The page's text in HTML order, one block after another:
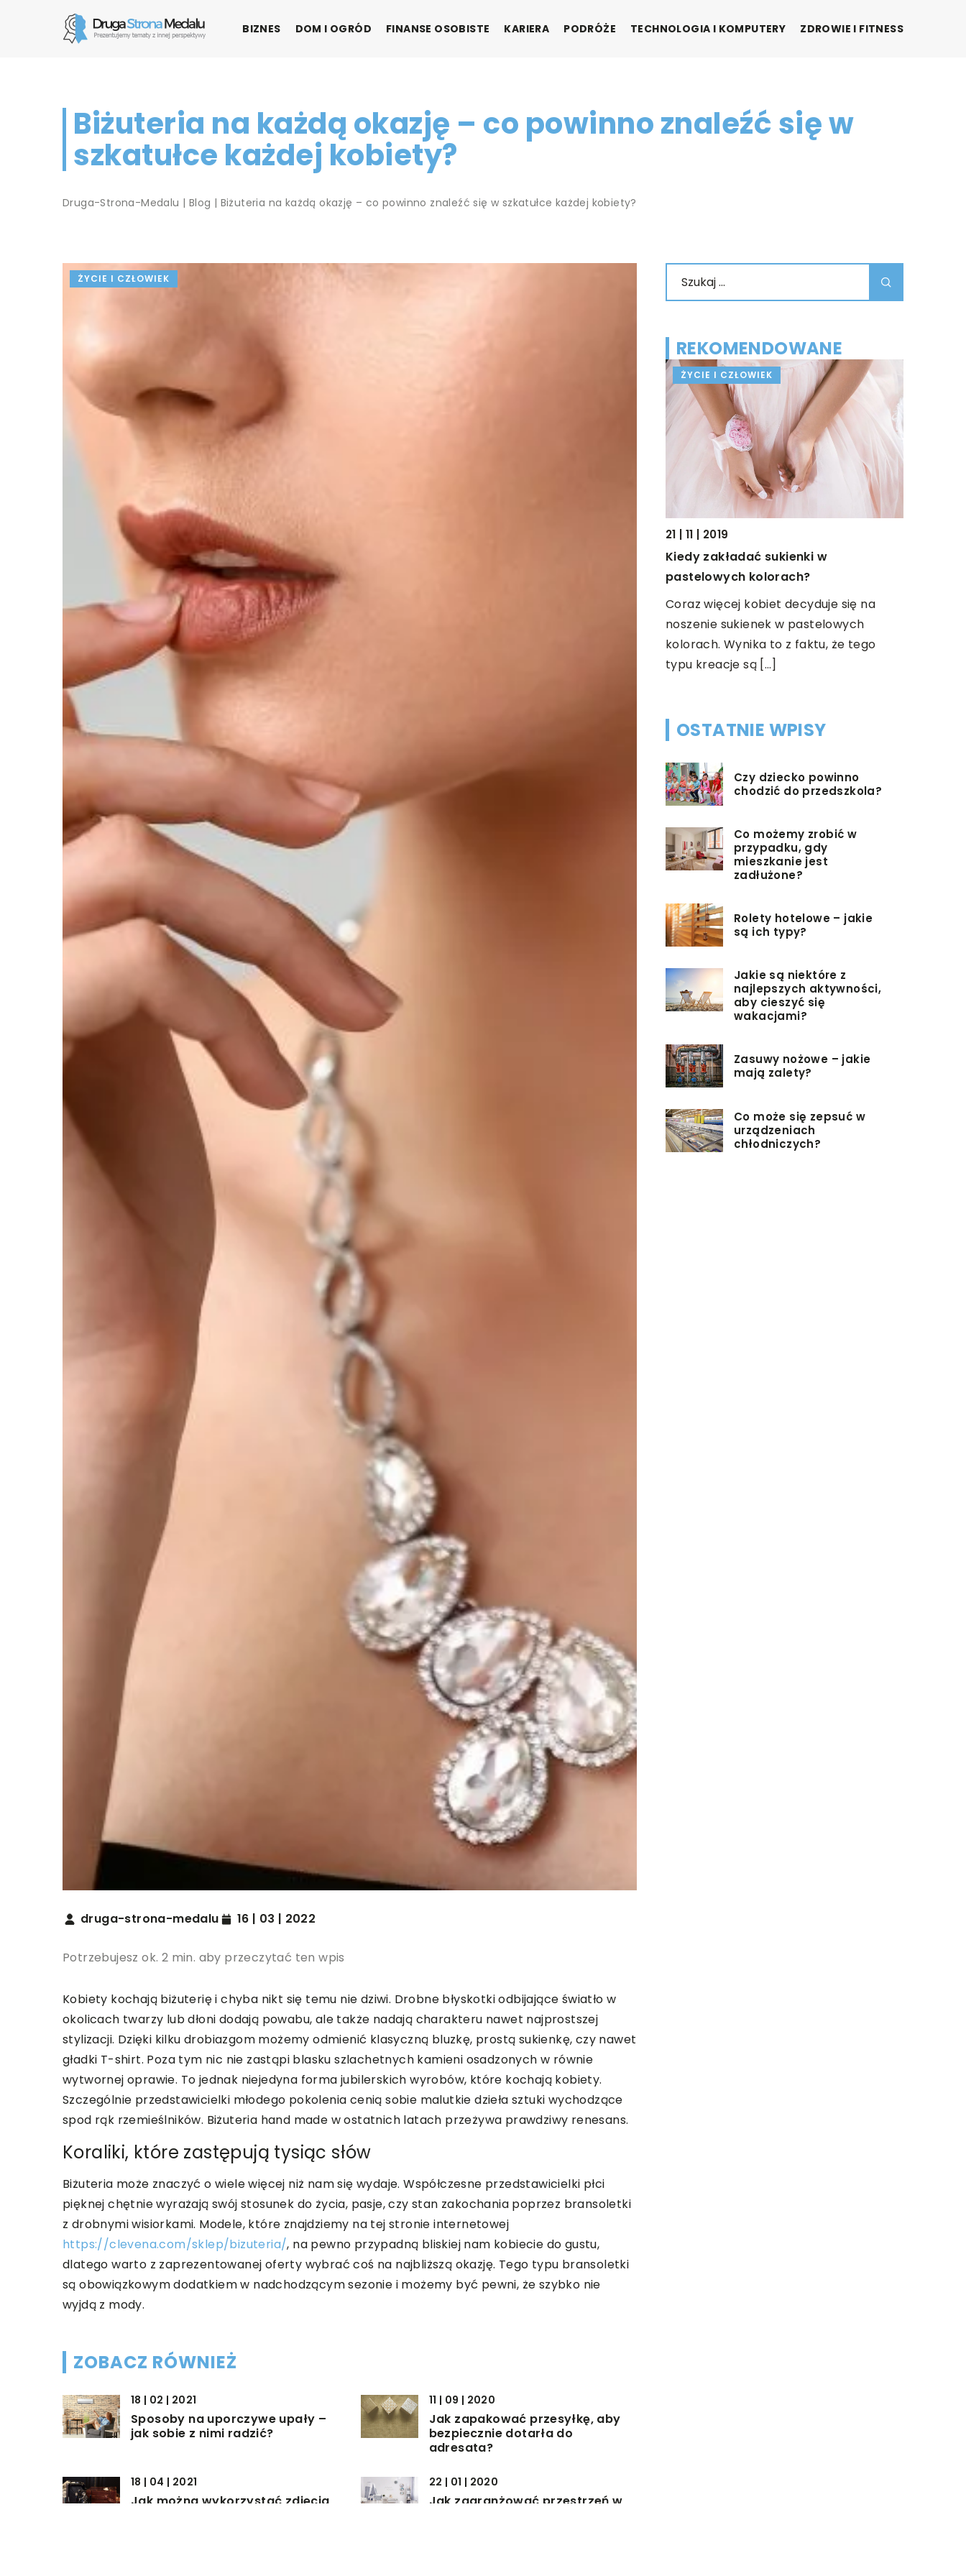
BIZNES DOM I OGRÓD FINANSE OSOBISTE KARIERA PODRÓŻE TECHNOLOGIA I KOMPUTERY ZDROWIE I FITNESS
Biżuteria na każdą okazję – co powinno znaleźć się w
szkatułce każdej kobiety?
Druga-Strona-Medalu | Blog | Biżuteria na każdą okazję – co powinno znaleźć się w szkatułce każdej kobiety?
ŻYCIE I CZŁOWIEK
druga-strona-medalu 16 | 03 | 2022
Potrzebujesz ok. 2 min. aby przeczytać ten wpis
Kobiety kochają biżuterię i chyba nikt się temu nie dziwi. Drobne błyskotki odbijające światło w
okolicach twarzy lub dłoni dodają powabu, ale także nadają charakteru nawet najprostszej
stylizacji. Dzięki kilku drobiazgom możemy odmienić klasyczną bluzkę, prostą sukienkę, czy nawet
gładki T-shirt. Poza tym nic nie zastąpi blasku szlachetnych kamieni osadzonych w równie
wytwornej oprawie. To jednak niejedyna forma jubilerskich wyrobów, które kochają kobiety.
Szczególnie przedstawicielki młodego pokolenia cenią sobie malutkie dzieła sztuki wychodzące
spod rąk rzemieślników. Biżuteria hand made w ostatnich latach przeżywa prawdziwy renesans.
Koraliki, które zastępują tysiąc słów
Biżuteria może znaczyć o wiele więcej niż nam się wydaje. Współczesne przedstawicielki płci
pięknej chętnie wyrażają swój stosunek do życia, pasje, czy stan zakochania poprzez bransoletki
z drobnymi wisiorkami. Modele, które znajdziemy na tej stronie internetowej
https://clevena.com/sklep/bizuteria/, na pewno przypadną bliskiej nam kobiecie do gustu,
dlatego warto z zaprezentowanej oferty wybrać coś na najbliższą okazję. Tego typu bransoletki
są obowiązkowym dodatkiem w nadchodzącym sezonie i możemy być pewni, że szybko nie
wyjdą z mody.
ZOBACZ RÓWNIEŻ
18 | 02 | 2021
Sposoby na uporczywe upały –
jak sobie z nimi radzić?
11 | 09 | 2020
Jak zapakować przesyłkę, aby
bezpiecznie dotarła do
adresata?
18 | 04 | 2021
Jak można wykorzystać zdjęcia
22 | 01 | 2020
Jak zaaranżować przestrzeń w
REKOMENDOWANE
05 | 11 | 2019
Interaktywne urządzania przyjęcia
Organizując różnego rodzaju eventy i
przyjęcia, warto rozważyć urozmaicenie
ich poprzez wykorzystanie
nowoczesnych urządzeń eventowych,
rozrywki. […]
ŻYCIE I CZŁOWIEK
21 | 11 | 2019
Kiedy zakładać sukienki w
pastelowych kolorach?
Coraz więcej kobiet decyduje się na
noszenie sukienek w pastelowych
kolorach. Wynika to z faktu, że tego
typu kreacje są […]
OSTATNIE WPISY
Czy dziecko powinno
chodzić do przedszkola?
Co możemy zrobić w
przypadku, gdy
mieszkanie jest
zadłużone?
Rolety hotelowe – jakie
są ich typy?
Jakie są niektóre z
najlepszych aktywności,
aby cieszyć się
wakacjami?
Zasuwy nożowe – jakie
mają zalety?
Co może się zepsuć w
urządzeniach
chłodniczych?